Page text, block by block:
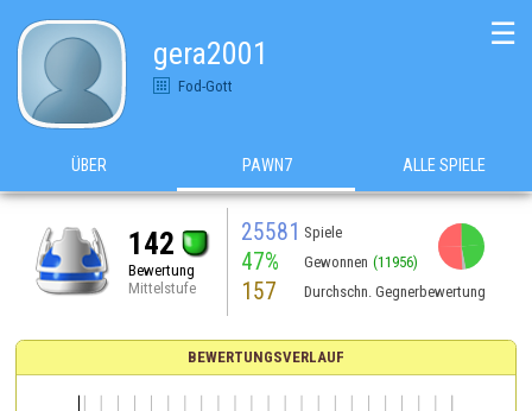
gera2001
Fod-Gott
☰
ÜBER PAWN7 ALLE SPIELE
142
Bewertung
Mittelstufe
25581 Spiele
47% Gewonnen (11956)
157 Durchschn. Gegnerbewertung
BEWERTUNGSVERLAUF